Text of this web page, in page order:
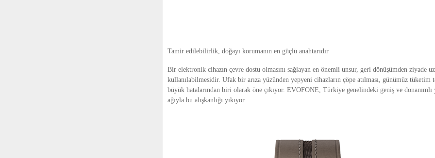
Tamir edilebilirlik, doğayı korumanın en güçlü anahtarıdır
Bir elektronik cihazın çevre dostu olmasını sağlayan en önemli unsur, geri dönüşümden ziyade
kullanılabilmesidir. Ufak bir arıza yüzünden yepyeni cihazların çöpe atılması, günümüz tüketim
büyük hatalarından biri olarak öne çıkıyor. EVOFONE, Türkiye genelindeki geniş ve
ağıyla bu alışkanlığı yıkıyor.